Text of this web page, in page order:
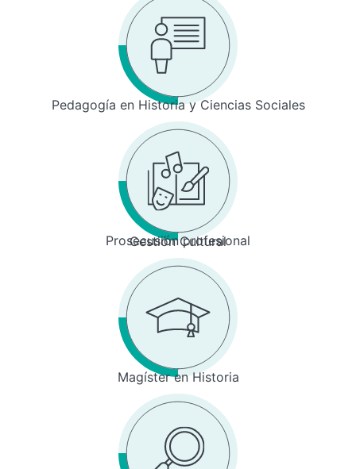
Pedagogía en Historia y Ciencias Sociales
Prosecusión profesional
Gestión Cultural
Magíster en Historia